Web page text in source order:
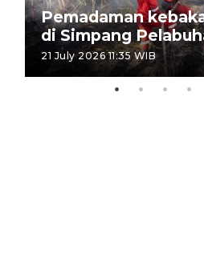
Pemadaman
di Simpang
21 July 2026 11:35 WIB